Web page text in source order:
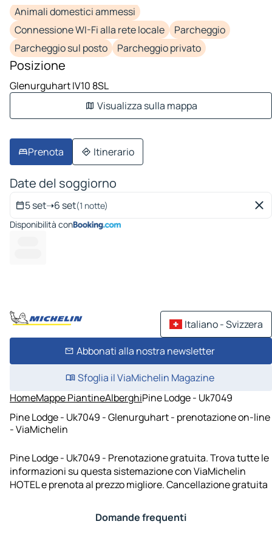
Animali domestici ammessi
Connessione WI-Fi alla rete locale
Parcheggio
Parcheggio sul posto
Parcheggio privato
Posizione
Glenurguhart IV10 8SL
Visualizza sulla mappa
Prenota Itinerario
Date del soggiorno
5 set➝6 set(1 notte)
Disponibilità con
Italiano - Svizzera
Abbonati alla nostra newsletter
Sfoglia il ViaMichelin Magazine
HomeMappe PiantineAlberghiPine Lodge - Uk7049
Pine Lodge - Uk7049 - Glenurguhart - prenotazione on-line
- ViaMichelin
Pine Lodge - Uk7049 - Prenotazione gratuita. Trova tutte le
informazioni su questa sistemazione con ViaMichelin
HOTEL e prenota al prezzo migliore. Cancellazione gratuita
Domande frequenti